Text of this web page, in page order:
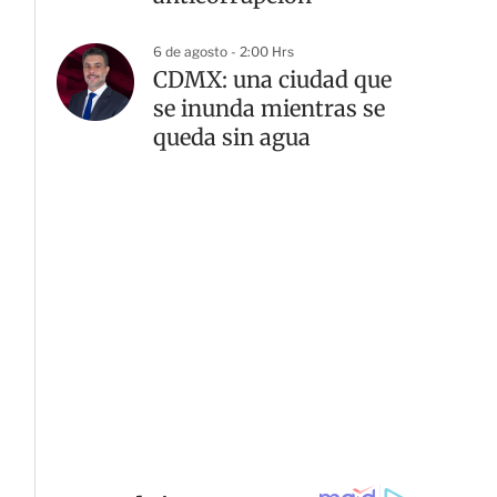
6 de agosto - 2:00 Hrs
CDMX: una ciudad que
se inunda mientras se
queda sin agua